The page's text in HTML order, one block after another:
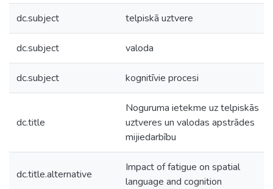
dc.subject telpiskā uztvere
dc.subject valoda
dc.subject kognitīvie procesi
dc.title
Noguruma ietekme uz telpiskās
uztveres un valodas apstrādes
mijiedarbību
dc.title.alternative
Impact of fatigue on spatial
language and cognition